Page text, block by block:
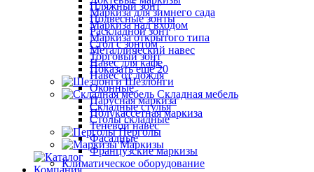
Пляжный зонт
Подвесные зонты
Раскладной зонт
Стол с зонтом
Торговый зонт
Показать ещё 20
Шезлонги
Складная мебель
Складные стулья
Столы складные
Перголы
Маркизы
Компания
Маркиза для зимнего сада
Маркиза над входом
Маркиза открытого типа
Металлический навес
Навес для кафе
Навес от дождя
Оконные
Парусная маркиза
Полукассетная маркиза
Теневой навес
Фасадные
Французские маркизы
Климатическое оборудование